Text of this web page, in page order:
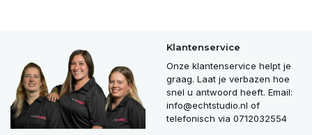
Klantenservice
Onze klantenservice helpt je
graag. Laat je verbazen hoe
snel u antwoord heeft. Email:
info@echtstudio.nl of
telefonisch via 0712032554